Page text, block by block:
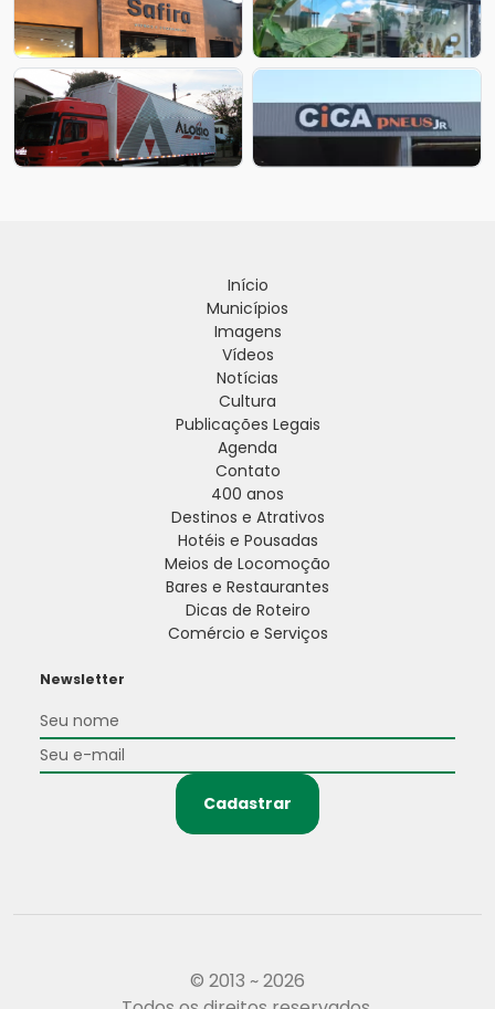
Início
Municípios
Imagens
Vídeos
Notícias
Cultura
Publicações Legais
Agenda
Contato
400 anos
Destinos e Atrativos
Hotéis e Pousadas
Meios de Locomoção
Bares e Restaurantes
Dicas de Roteiro
Comércio e Serviços
Newsletter
Cadastrar
© 2013 ~ 2026